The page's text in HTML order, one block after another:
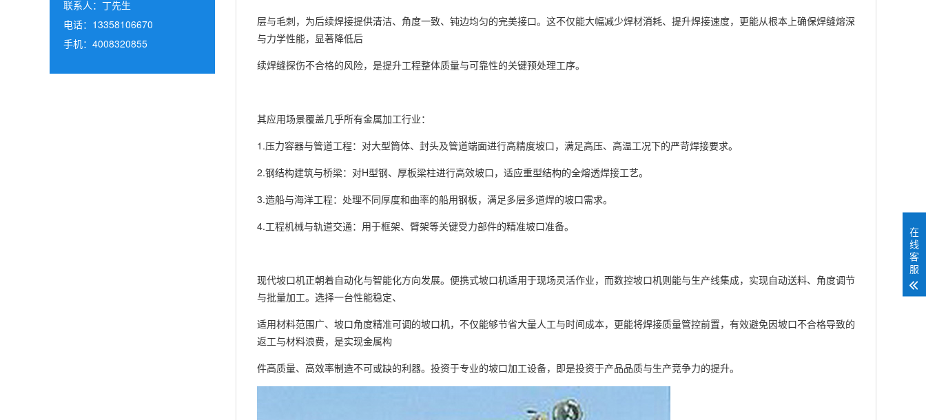
联系人：丁先生
电话：13358106670
手机：4008320855
层与毛刺，为后续焊接提供清洁、角度一致、钝边均匀的完美接口。这不仅能大幅减少焊材消耗、提升焊接速度，更能从根本上确保焊缝熔深
与力学性能，显著降低后
续焊缝探伤不合格的风险，是提升工程整体质量与可靠性的关键预处理工序。
其应用场景覆盖几乎所有金属加工行业：
1.压力容器与管道工程：对大型筒体、封头及管道端面进行高精度坡口，满足高压、高温工况下的严苛焊接要求。
2.钢结构建筑与桥梁：对H型钢、厚板梁柱进行高效坡口，适应重型结构的全熔透焊接工艺。
3.造船与海洋工程：处理不同厚度和曲率的船用钢板，满足多层多道焊的坡口需求。
4.工程机械与轨道交通：用于框架、臂架等关键受力部件的精准坡口准备。
现代坡口机正朝着自动化与智能化方向发展。便携式坡口机适用于现场灵活作业，而数控坡口机则能与生产线集成，实现自动送料、角度调节
与批量加工。选择一台性能稳定、
适用材料范围广、坡口角度精准可调的坡口机，不仅能够节省大量人工与时间成本，更能将焊接质量管控前置，有效避免因坡口不合格导致的
返工与材料浪费，是实现金属构
件高质量、高效率制造不可或缺的利器。投资于专业的坡口加工设备，即是投资于产品品质与生产竞争力的提升。
在
线
客
服